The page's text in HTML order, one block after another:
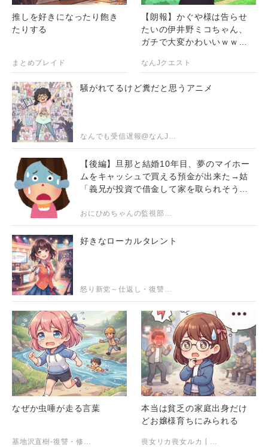
推しを好きになったり飽き
たりする
まとめブレイド
【朗報】かぐや様は告らせ
たいの伊井野ミコちゃん、
ガチで大変かわいいｗｗｗ
なんJクエスト
騒がれてるけど糞だと思うアニメ
【後編】旦那と結婚10年目、夢のマイホー
ムをキャッシュで買える預金が出来た→姑
「義兄が投資で借金して家を取られそう！
る
好きなローカルタレント
怒り新党～仕返し・復讐・修羅場まとめ～
なぜか虫唾が走る言葉
基地沢直樹-復讐・修羅場・DQN返し【2chスカッとする話まとめ】
本当は貧乏の家庭出身だけ
どお嬢様育ちにみられる
喪女リカ喪女ルカ┃鬼女・生活系まとめサイト